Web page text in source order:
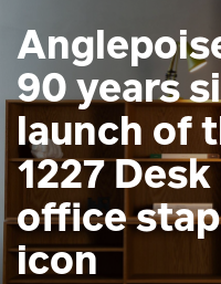
90 years
launch of
1227
office
icon